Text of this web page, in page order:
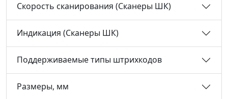
Скорость сканирования (Сканеры ШК)
Индикация (Сканеры ШК)
Поддерживаемые типы штрихкодов
Размеры, мм